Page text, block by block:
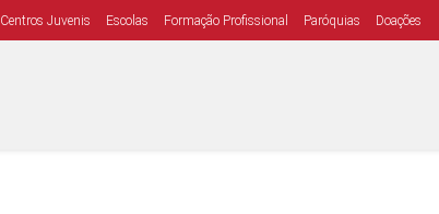
Centros Juvenis Escolas Formação Profissional Paróquias Doações